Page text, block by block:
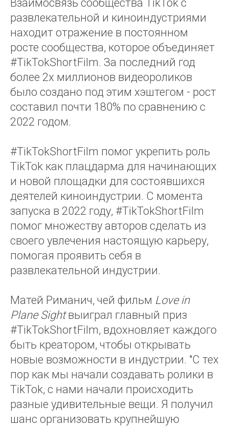
Взаимосвязь сообщества TikTok с
развлекательной и киноиндустриями
находит отражение в постоянном
росте сообщества, которое объединяет
#TikTokShortFilm. За последний год
более 2х миллионов видеороликов
было создано под этим хэштегом - рост
составил почти 180% по сравнению с
2022 годом.
#TikTokShortFilm помог укрепить роль
TikTok как плацдарма для начинающих
и новой площадки для состоявшихся
деятелей киноиндустрии. С момента
запуска в 2022 году, #TikTokShortFilm
помог множеству авторов сделать из
своего увлечения настоящую карьеру,
помогая проявить себя в
развлекательной индустрии.
Матей Риманич, чей фильм Love in
Plane Sightвыиграл главный приз
#TikTokShortFilm, вдохновляет каждого
быть креатором, чтобы открывать
новые возможности в индустрии. "С тех
пор как мы начали создавать ролики в
TikTok, с нами начали происходить
разные удивительные вещи. Я получил
шанс организовать крупнейшую